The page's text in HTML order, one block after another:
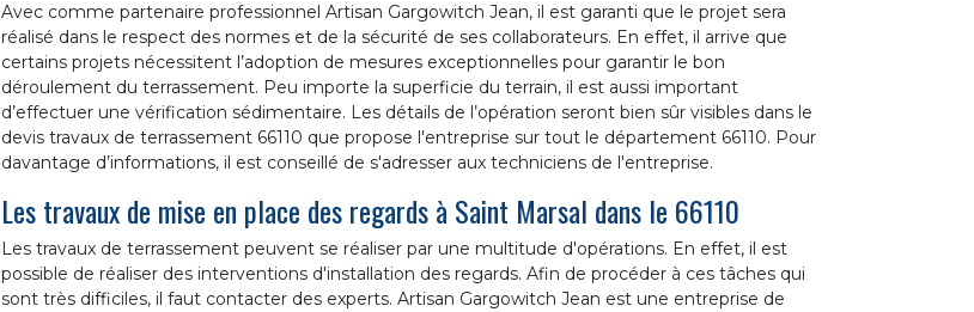
Avec comme partenaire professionnel Artisan Gargowitch Jean, il est garanti que le projet sera
réalisé dans le respect des normes et de la sécurité de ses collaborateurs. En effet, il arrive que
certains projets nécessitent l’adoption de mesures exceptionnelles pour garantir le bon
déroulement du terrassement. Peu importe la superficie du terrain, il est aussi important
d’effectuer une vérification sédimentaire. Les détails de l’opération seront bien sûr visibles dans le
devis travaux de terrassement 66110 que propose l'entreprise sur tout le département 66110. Pour
davantage d’informations, il est conseillé de s'adresser aux techniciens de l'entreprise.
Les travaux de mise en place des regards à Saint Marsal dans le 66110
Les travaux de terrassement peuvent se réaliser par une multitude d'opérations. En effet, il est
possible de réaliser des interventions d'installation des regards. Afin de procéder à ces tâches qui
sont très difficiles, il faut contacter des experts. Artisan Gargowitch Jean est une entreprise de